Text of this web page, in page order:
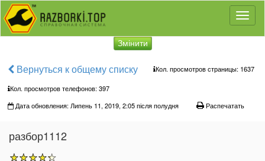
Змінити
Вернуться к общему списку Кол. просмотров страницы: 1637
Кол. просмотров телефонов: 397
Дата обновления: Липень 11, 2019, 2:05 після полудня
Распечатать
разбор1112